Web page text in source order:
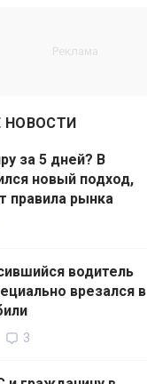
НОВОСТИ
за 5 дней? В
новый подход,
правила рынка
водитель
врезался в
3